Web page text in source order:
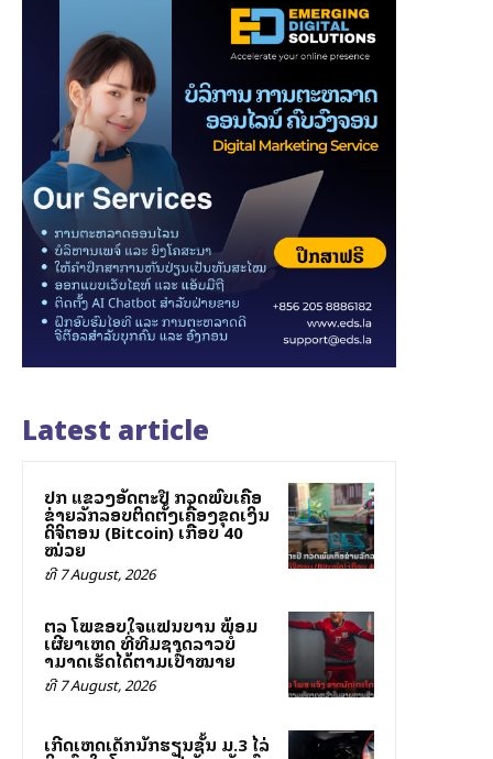
Latest article
ປກສ ແຂວງອັດຕະປື ກວດພົບເຄືອ
ຂ່າຍລັກລອບຕິດຕັ້ງເຄື່ອງຂຸດເງິນ
ດິຈິຕອນ (Bitcoin) ເກືອບ 40
ໝ່ວຍ
ທີ 7 August, 2026
ສຕລ ໂພສຂອບໃຈແຟນບານ ພ້ອມ
ເຜີຍສາເຫດ ທີ່ທີມຊາດລາວບໍ່
ສາມາດເຮັດໄດ້ຕາມເປົ້າໝາຍ
ທີ 7 August, 2026
ເກີດເຫດເດັກນັກຮຽນຊັ້ນ ມ.3 ໄລ່